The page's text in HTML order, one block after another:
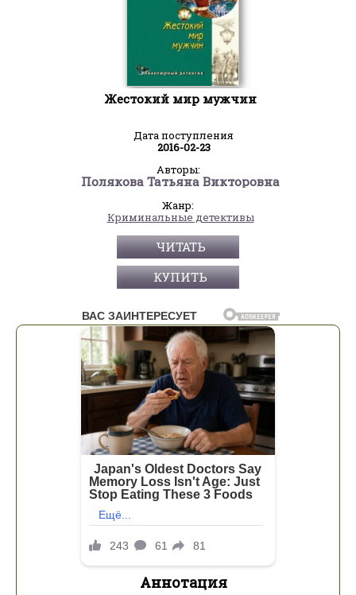
Жестокий мир мужчин
Дата поступления
2016-02-23
Авторы:
Полякова Татьяна Викторовна
Жанр:
Криминальные детективы
ЧИТАТЬ
КУПИТЬ
Аннотация